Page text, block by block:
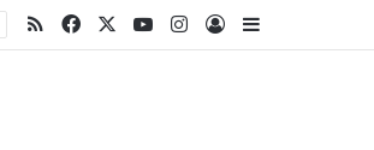
RSSFacebookYouTubeInstagram
Log InSidebar